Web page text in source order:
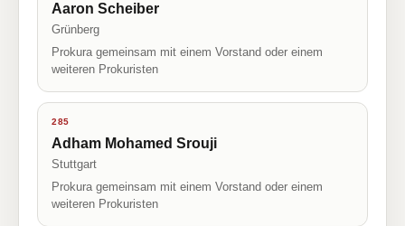
Aaron Scheiber
Grünberg
Prokura gemeinsam mit einem Vorstand oder einem
weiteren Prokuristen
285
Adham Mohamed Srouji
Stuttgart
Prokura gemeinsam mit einem Vorstand oder einem
weiteren Prokuristen